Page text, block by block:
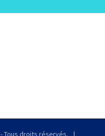
- Tous droits réservés.